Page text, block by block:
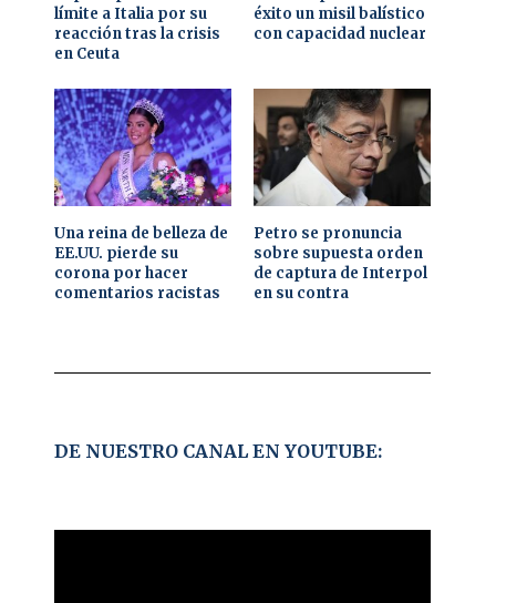
límite a Italia por su
reacción tras la crisis
en Ceuta
éxito un misil balístico
con capacidad nuclear
Una reina de belleza de
EE.UU. pierde su
corona por hacer
comentarios racistas
Petro se pronuncia
sobre supuesta orden
de captura de Interpol
en su contra
DE NUESTRO CANAL EN YOUTUBE: